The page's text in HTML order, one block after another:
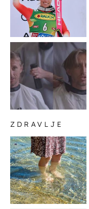
ZDRAVLJE